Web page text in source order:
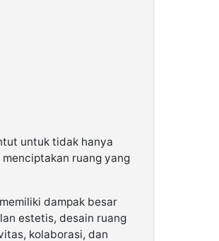
untuk tidak hanya
ruang yang
dampak besar
estetis, desain ruang
kolaborasi, dan